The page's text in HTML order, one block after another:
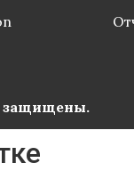
защищены.